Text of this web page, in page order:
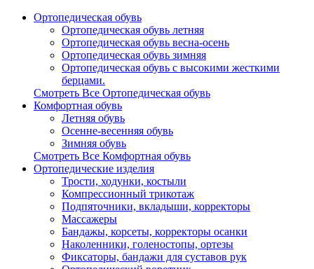
Ортопедическая обувь
Ортопедическая обувь летняя
Ортопедическая обувь весна-осень
Ортопедическая обувь зимняя
Ортопедическая обувь с высокими жесткими
берцами.
Смотреть Все Ортопедическая обувь
Комфортная обувь
Летняя обувь
Осенне-весенняя обувь
Зимняя обувь
Смотреть Все Комфортная обувь
Ортопедические изделия
Трости, ходунки, костыли
Компрессионный трикотаж
Подпяточники, вкладыши, корректоры
Массажеры
Бандажы, корсеты, корректоры осанки
Наколенники, голеностопы, ортезы
Фиксаторы, бандажи для суставов рук